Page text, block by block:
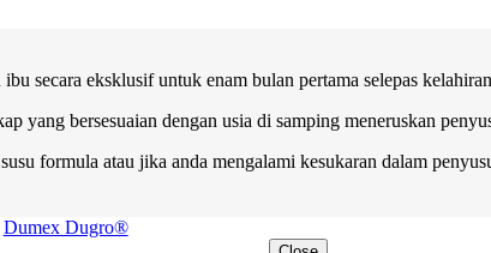
secara eksklusif untuk enam bulan pertama selepas
yang bersesuaian dengan usia di samping meneruskan
formula atau jika anda mengalami kesukaran dalam
Dumex Dugro®